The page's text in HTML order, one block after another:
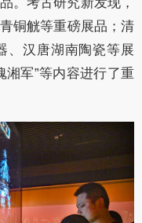
。考古研究新发现，
铜觥等重磅展品；清
、汉唐湖南陶瓷等展
湘军”等内容进行了重